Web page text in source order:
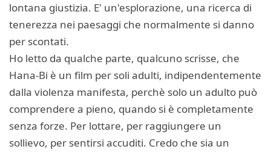
lontana giustizia. E' un'esplorazione, una ricerca di
tenerezza nei paesaggi che normalmente si danno
per scontati.
Ho letto da qualche parte, qualcuno scrisse, che
Hana-Bi è un film per soli adulti, indipendentemente
dalla violenza manifesta, perchè solo un adulto può
comprendere a pieno, quando si è completamente
senza forze. Per lottare, per raggiungere un
sollievo, per sentirsi accuditi. Credo che sia un